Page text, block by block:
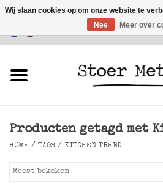
Klantenservice
Verlichting
Producten getagd met
HOME / TAGS / KITCHEN TREND
Wij slaan cookies op om onze website te
Nee
Meer over